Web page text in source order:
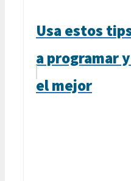
Usa estos
a programar
el mejor